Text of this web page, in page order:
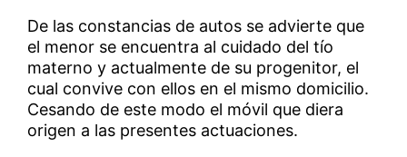
De las constancias de autos se advierte que
el menor se encuentra al cuidado del tío
materno y actualmente de su progenitor, el
cual convive con ellos en el mismo domicilio.
Cesando de este modo el móvil que diera
origen a las presentes actuaciones.